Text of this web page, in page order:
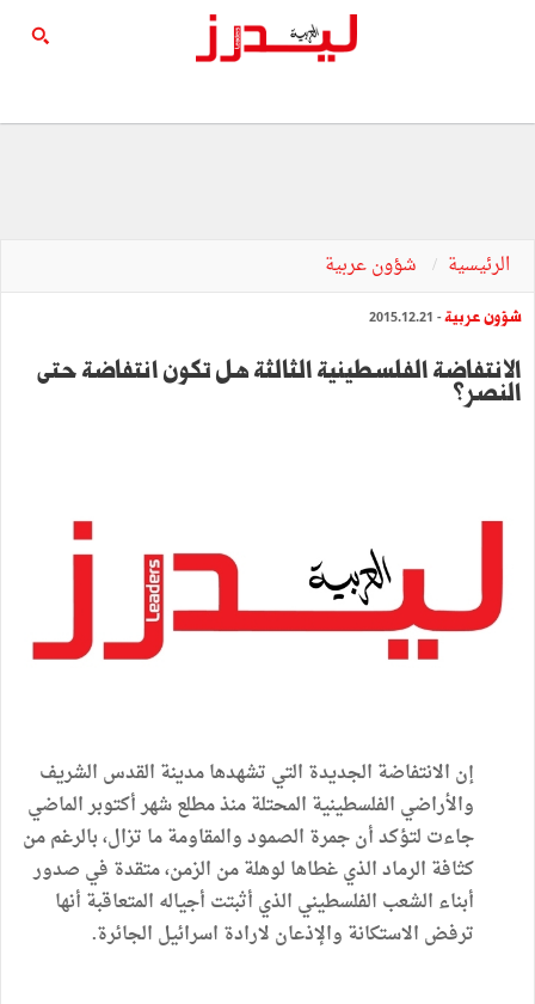
الرئيسية شؤون عربية
شؤون عربية- 2015.12.21
‬النصر؟
إن الانتفاضة الجديدة التي تشهدهامدينة القدس الشريف
والأراضي الفلسطينية المحتلةمنذمطلعشهرأكتوبرالماضي
جاءت لتؤكدأنجمرة الصمودوالمقاومةما تزال،بالرغممن
كثافة الرمادالذيغطاها لوهلةمن الزمن،متقدة في صدور
أبناء الشعب الفلسطيني الذي أثبتت أجياله المتعاقبة أنها
ترفض الاستكانة والإذعان لارادة اسرائيل الجائرة.